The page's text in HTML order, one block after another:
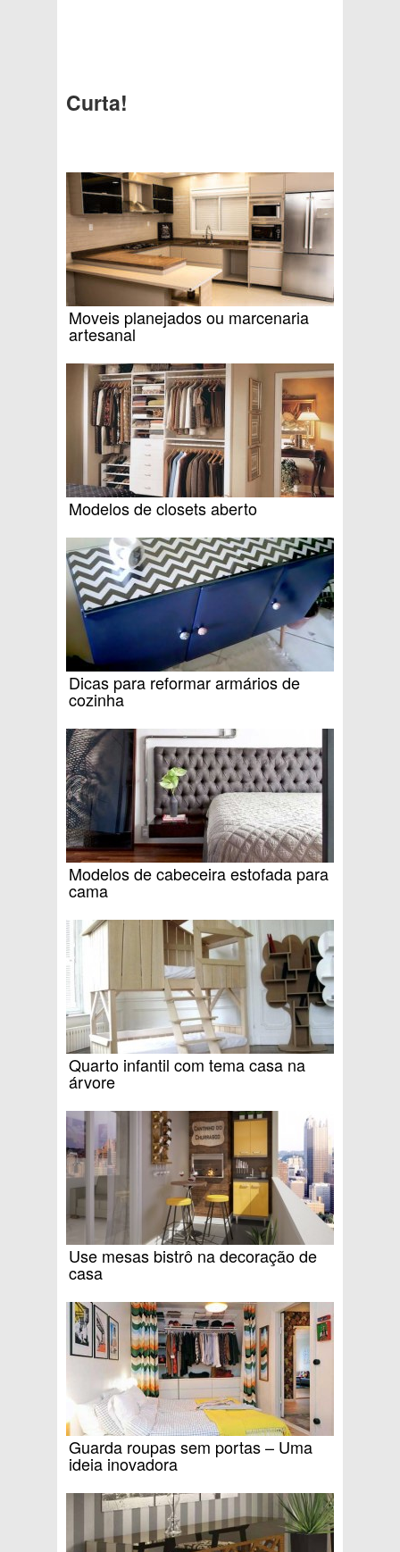
Curta!
Moveis planejados ou marcenaria
artesanal
Modelos de closets aberto
Dicas para reformar armários de
cozinha
Modelos de cabeceira estofada para
cama
Quarto infantil com tema casa na
árvore
Use mesas bistrô na decoração de
casa
Guarda roupas sem portas – Uma
ideia inovadora